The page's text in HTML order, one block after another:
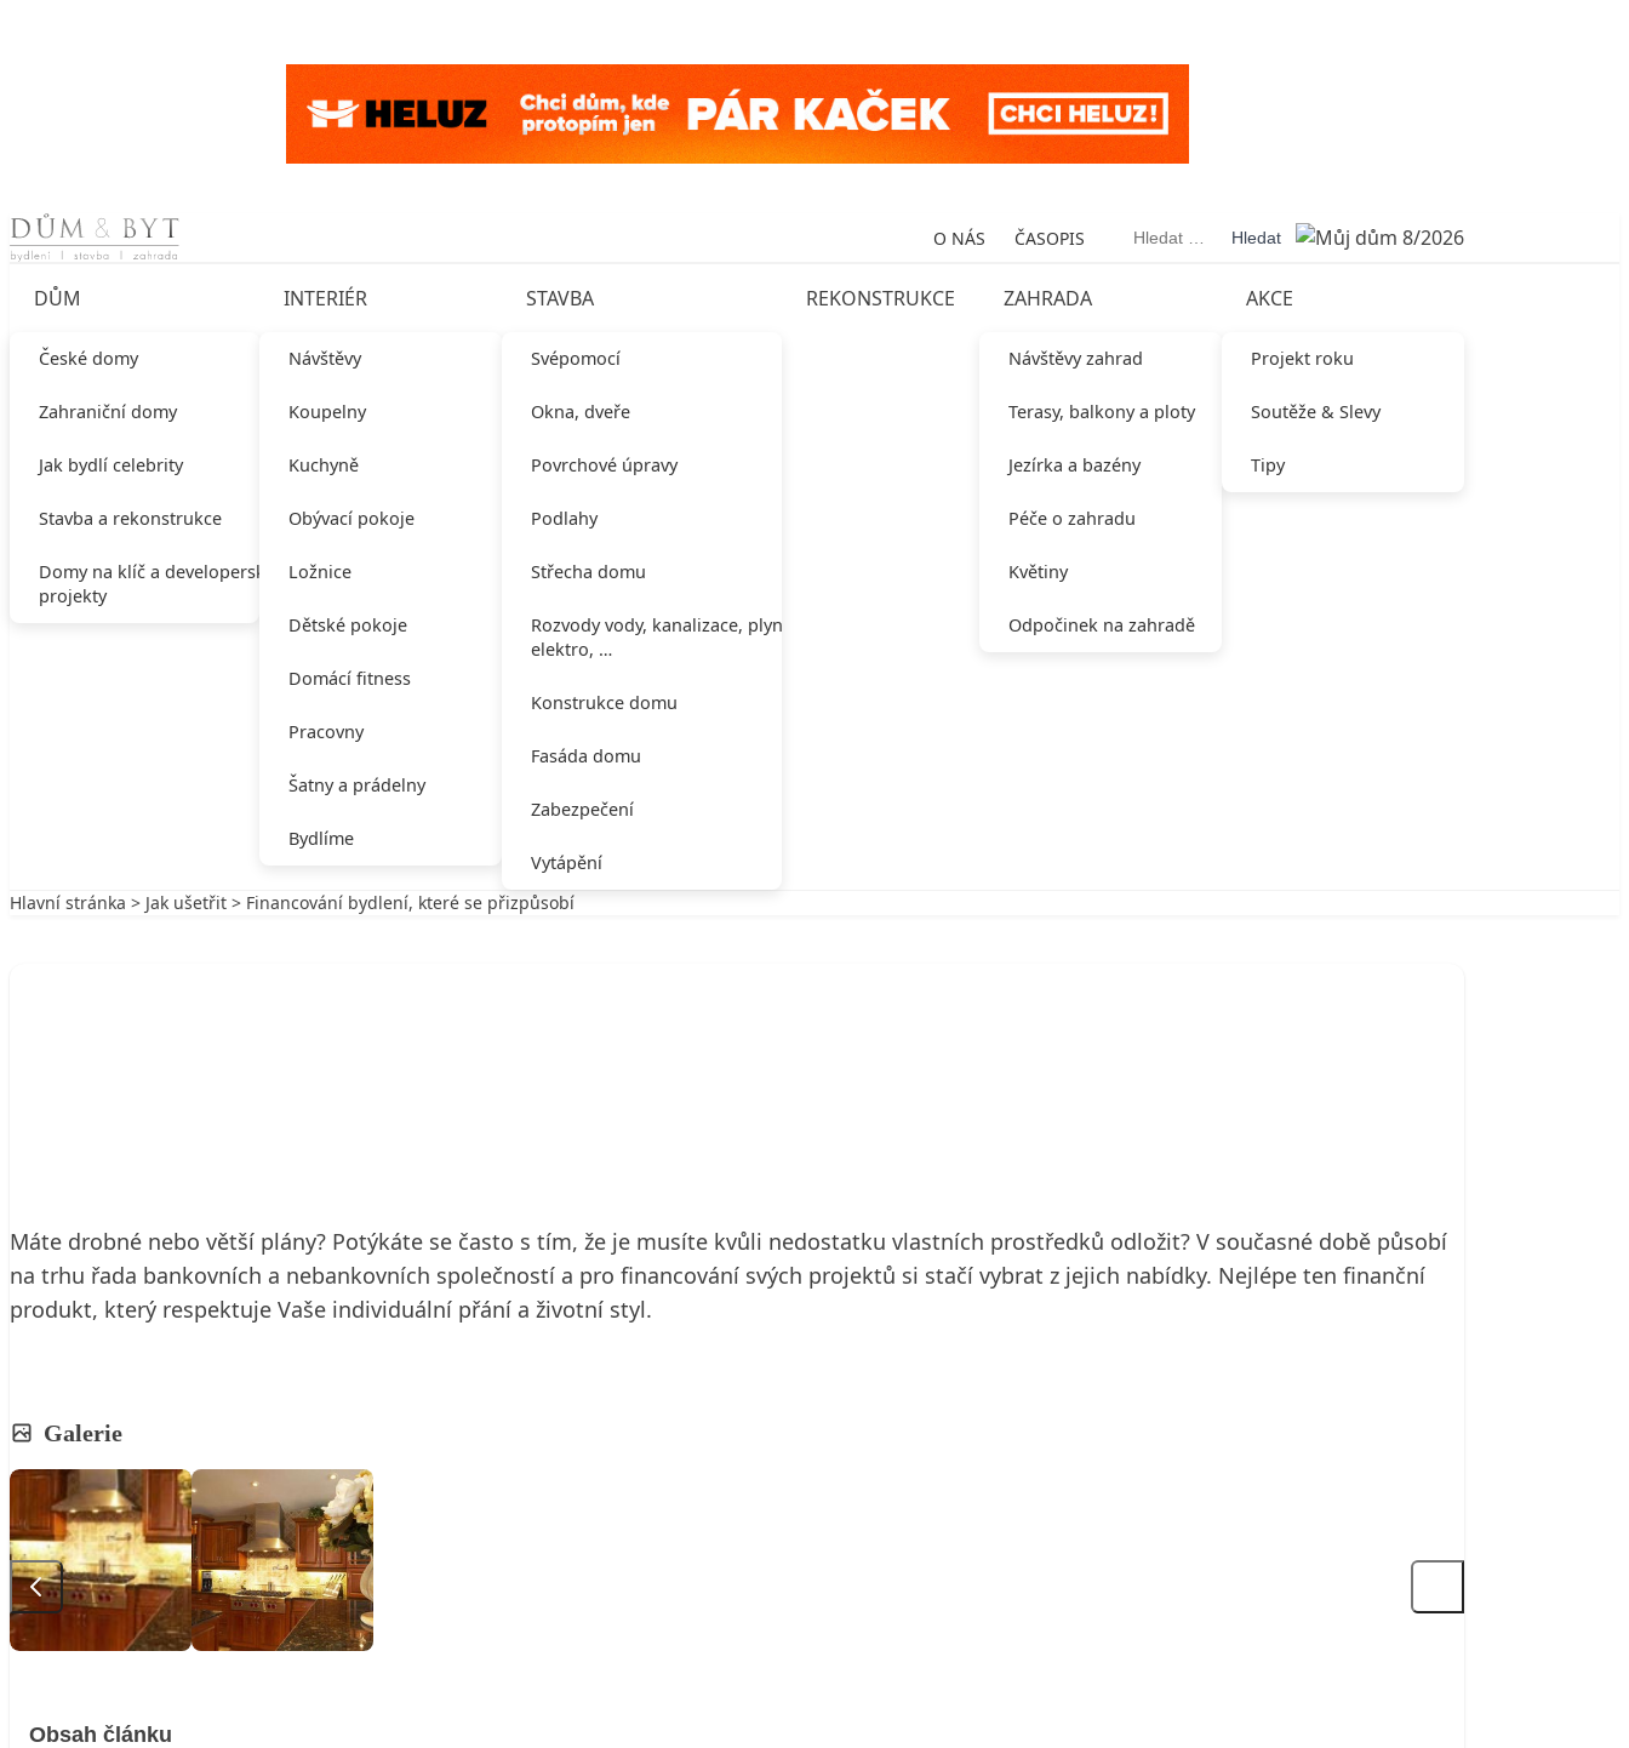
Skip to content O NÁS ČASOPIS Vyhledávání
DŮM
České domy
Zahraniční domy
Jak bydlí celebrity
Stavba a rekonstrukce
Domy na klíč a developerské
projekty
INTERIÉR
Návštěvy
Koupelny
Kuchyně
Obývací pokoje
Ložnice
Dětské pokoje
Domácí fitness
Pracovny
Šatny a prádelny
Bydlíme
STAVBA
Svépomocí
Okna, dveře
Povrchové úpravy
Podlahy
Střecha domu
Rozvody vody, kanalizace, plynu,
elektro, …
Konstrukce domu
Fasáda domu
Zabezpečení
Vytápění
REKONSTRUKCE ZAHRADA
Návštěvy zahrad
Terasy, balkony a ploty
Jezírka a bazény
Péče o zahradu
Květiny
Odpočinek na zahradě
AKCE
Projekt roku
Soutěže & Slevy
Tipy
Hlavní stránka > Jak ušetřit > Financování bydlení, které se přizpůsobí
Máte drobné nebo větší plány? Potýkáte se často s tím, že je musíte kvůli nedostatku vlastních prostředků odložit? V současné době působí
na trhu řada bankovních a nebankovních společností a pro financování svých projektů si stačí vybrat z jejich nabídky. Nejlépe ten finanční
produkt, který respektuje Vaše individuální přání a životní styl.
Galerie
Obsah článku